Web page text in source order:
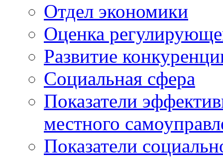
Отдел экономики
Оценка
Развитие
Социальная сфера
Показатели
местного
Показатели